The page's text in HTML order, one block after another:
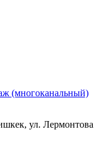
(многоканальный)
ул. Лермонтова